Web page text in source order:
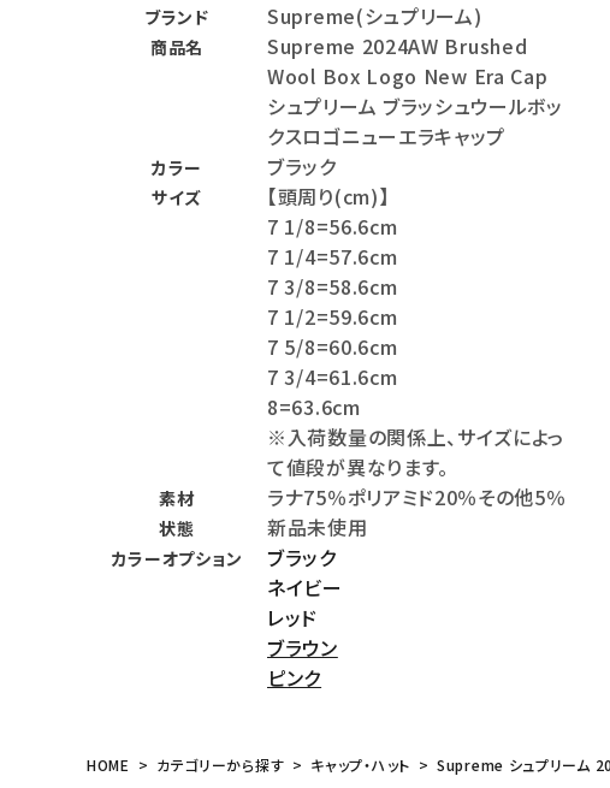
person 会員登録
ブランド Supreme(シュプリーム)
商品名
Supreme 2024AW Brushed
Wool Box Logo New Era Cap
シュプリーム ブラッシュウールボッ
クスロゴニューエラキャップ
カラー ブラック
サイズ
【頭周り(cm)】
7 1/8=56.6cm
7 1/4=57.6cm
7 3/8=58.6cm
7 1/2=59.6cm
7 5/8=60.6cm
7 3/4=61.6cm
8=63.6cm
※入荷数量の関係上、サイズによっ
て値段が異なります。
素材 ラナ75％ポリアミド20％その他5％
状態 新品未使用
カラーオプション
ブラック
ネイビー
レッド
ブラウン
ピンク
HOME カテゴリーから探す キャップ・ハット Supreme シュプリーム